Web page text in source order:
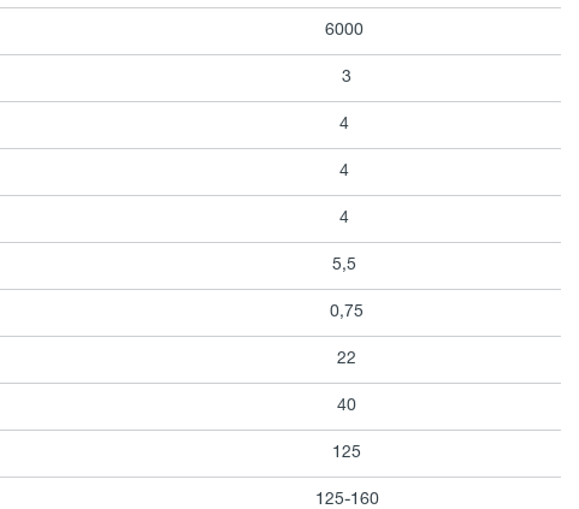
6000
3
4
4
4
5,5
0,75
22
40
125
125-160